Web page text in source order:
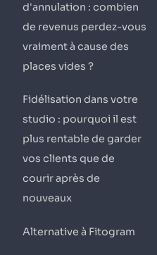
d'annulation : combien
de revenus perdez-vous
vraiment à cause des
places vides ?
Fidélisation dans votre
studio : pourquoi il est
plus rentable de garder
vos clients que de
courir après de
nouveaux
Alternative à Fitogram